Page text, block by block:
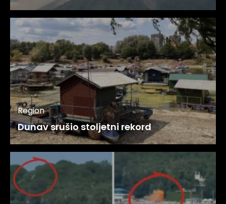
Region
Dunav srušio stoljetni rekord